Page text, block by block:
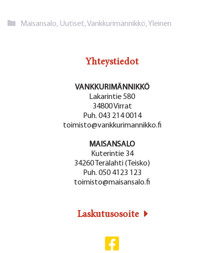
Kategoriat
Maisansalo, Uutiset,Vankkurimännikkö,Yleinen
Yhteystiedot
VANKKURIMÄNNIKKÖ
Lakarintie 580
34800 Virrat
Puh. 043 214 0014
toimisto@vankkurimannikko.fi
MAISANSALO
Kuterintie 34
34260 Terälahti (Teisko)
Puh. 050 4123 123
toimisto@maisansalo.fi
Laskutusosoite